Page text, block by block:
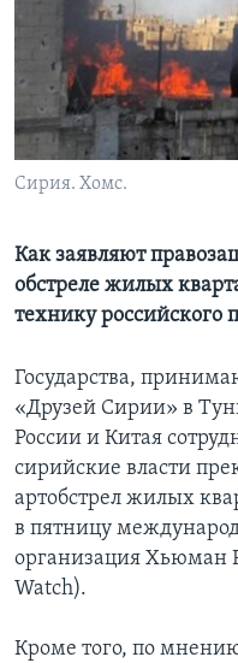
Learning English
СОЦИАЛЬНЫЕ СЕТИ
Сирия. Хомс.
Как заявляют
обстреле жилых
технику российского
Государства,
«Друзей Сирии» в
России и Китая
сирийские власти
артобстрел жилых
в пятницу
организация Хьюман
Watch).
Кроме того, по